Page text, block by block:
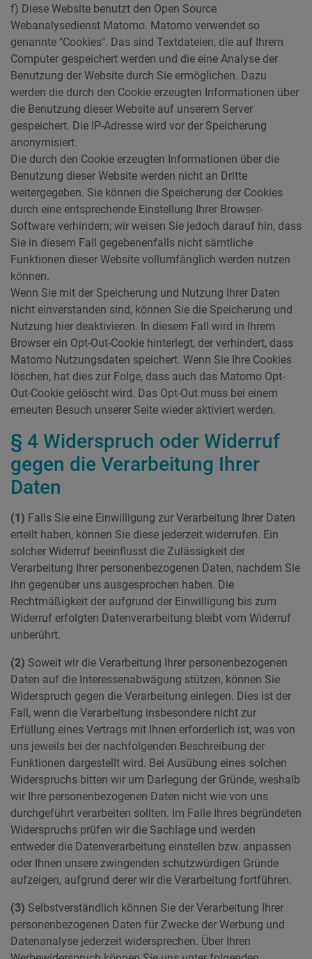
f) Diese Website benutzt den Open Source
Webanalysedienst Matomo. Matomo verwendet so
genannte "Cookies". Das sind Textdateien, die auf Ihrem
Computer gespeichert werden und die eine Analyse der
Benutzung der Website durch Sie ermöglichen. Dazu
werden die durch den Cookie erzeugten Informationen über
die Benutzung dieser Website auf unserem Server
gespeichert. Die IP-Adresse wird vor der Speicherung
anonymisiert.
Die durch den Cookie erzeugten Informationen über die
Benutzung dieser Website werden nicht an Dritte
weitergegeben. Sie können die Speicherung der Cookies
durch eine entsprechende Einstellung Ihrer Browser-
Software verhindern; wir weisen Sie jedoch darauf hin, dass
Sie in diesem Fall gegebenenfalls nicht sämtliche
Funktionen dieser Website vollumfänglich werden nutzen
können.
Wenn Sie mit der Speicherung und Nutzung Ihrer Daten
nicht einverstanden sind, können Sie die Speicherung und
Nutzung hier deaktivieren. In diesem Fall wird in Ihrem
Browser ein Opt-Out-Cookie hinterlegt, der verhindert, dass
Matomo Nutzungsdaten speichert. Wenn Sie Ihre Cookies
löschen, hat dies zur Folge, dass auch das Matomo Opt-
Out-Cookie gelöscht wird. Das Opt-Out muss bei einem
erneuten Besuch unserer Seite wieder aktiviert werden.
§ 4 Widerspruch oder Widerruf
gegen die Verarbeitung Ihrer
Daten
(1) Falls Sie eine Einwilligung zur Verarbeitung Ihrer Daten
erteilt haben, können Sie diese jederzeit widerrufen. Ein
solcher Widerruf beeinflusst die Zulässigkeit der
Verarbeitung Ihrer personenbezogenen Daten, nachdem Sie
ihn gegenüber uns ausgesprochen haben. Die
Rechtmäßigkeit der aufgrund der Einwilligung bis zum
Widerruf erfolgten Datenverarbeitung bleibt vom Widerruf
unberührt.
(2) Soweit wir die Verarbeitung Ihrer personenbezogenen
Daten auf die Interessenabwägung stützen, können Sie
Widerspruch gegen die Verarbeitung einlegen. Dies ist der
Fall, wenn die Verarbeitung insbesondere nicht zur
Erfüllung eines Vertrags mit Ihnen erforderlich ist, was von
uns jeweils bei der nachfolgenden Beschreibung der
Funktionen dargestellt wird. Bei Ausübung eines solchen
Widerspruchs bitten wir um Darlegung der Gründe, weshalb
wir Ihre personenbezogenen Daten nicht wie von uns
durchgeführt verarbeiten sollten. Im Falle Ihres begründeten
Widerspruchs prüfen wir die Sachlage und werden
entweder die Datenverarbeitung einstellen bzw. anpassen
oder Ihnen unsere zwingenden schutzwürdigen Gründe
aufzeigen, aufgrund derer wir die Verarbeitung fortführen.
(3) Selbstverständlich können Sie der Verarbeitung Ihrer
personenbezogenen Daten für Zwecke der Werbung und
Datenanalyse jederzeit widersprechen. Über Ihren